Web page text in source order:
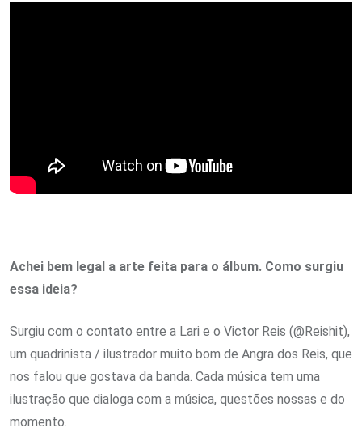
Achei bem legal a arte feita para o álbum. Como surgiu
essa ideia?
Surgiu com o contato entre a Lari e o Victor Reis (@Reishit),
um quadrinista / ilustrador muito bom de Angra dos Reis, que
nos falou que gostava da banda. Cada música tem uma
ilustração que dialoga com a música, questões nossas e do
momento.